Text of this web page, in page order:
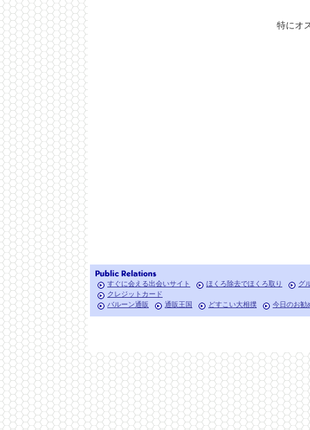
特に
すぐに会える出会いサイト ほくろ除去でほくろ取り
グ
クレジットカード
バルーン通販
通販王国 どすこい大相撲 今日のお勧